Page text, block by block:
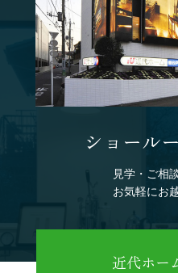
ショール
見学・ご相
お気軽にお
近代ホー